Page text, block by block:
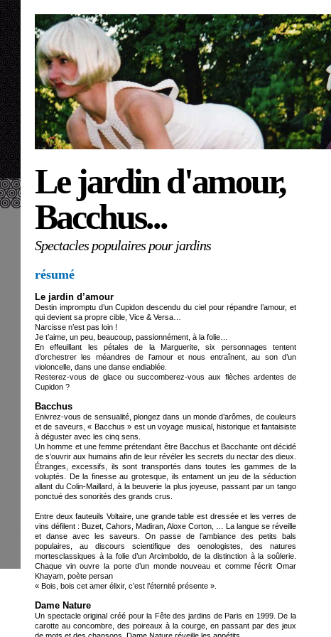
Le jardin d'amour,
Bacchus...
Spectacles populaires pour jardins
résumé
Le jardin d’amour
Destin impromptu d’un Cupidon descendu du ciel pour répandre l’amour, et
qui devient sa propre cible, Vice & Versa…
Narcisse n’est pas loin !
Je t’aime, un peu, beaucoup, passionnément, à la folie…
En effeuillant les pétales de la Marguerite, six personnages tentent
d’orchestrer les méandres de l’amour et nous entraînent, au son d’un
violoncelle, dans une danse endiablée.
Resterez-vous de glace ou succomberez-vous aux flèches ardentes de
Cupidon ?
Bacchus
Enivrez-vous de sensualité, plongez dans un monde d’arômes, de couleurs
et de saveurs, « Bacchus » est un voyage musical, historique et fantaisiste
à déguster avec les cinq sens.
Un homme et une femme prétendant être Bacchus et Bacchante ont décidé
de s’ouvrir aux humains afin de leur révéler les secrets du nectar des dieux.
Étranges, excessifs, ils sont transportés dans toutes les gammes de la
voluptés. De la finesse au grotesque, ils entament un jeu de la séduction
allant du Colin-Maillard, à la beuverie la plus joyeuse, passant par un tango
ponctué des sonorités des grands crus.
Entre deux fauteuils Voltaire, une grande table est dressée et les verres de
vins défilent : Buzet, Cahors, Madiran, Aloxe Corton, … La langue se réveille
et danse avec les saveurs. On passe de l’ambiance des petits bals
populaires, au discours scientifique des oenologistes, des natures
mortesclassiques à la folie d’un Arcimboldo, de la distinction à la soûlerie.
Chaque vin ouvre la porte d’un monde nouveau et comme l’écrit Omar
Khayam, poète persan
« Bois, bois cet amer élixir, c’est l’éternité présente ».
Dame Nature
Un spectacle original créé pour la Fête des jardins de Paris en 1999. De la
carotte au concombre, des poireaux à la courge, en passant par des jeux